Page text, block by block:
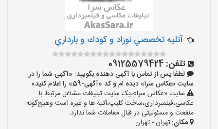
آتليه تخصصي نوزاد و كودك و بارداري
تلفن: 09125579424
لطفا پس از تماس با آگهی دهنده بگویید: «آگهی شما را در
سایت «عکاس سرا» دیده ام و کد «آگهی-59» را اعلام کنید»
سایت «عکاس سرا»،یک سایت تبلیغات مشاغل مرتبط با
عکاسی،فیلمبرداری،ساخت کلیپ،آتیه ها و غیره است وهیچ‌گونه
منفعت و مسئولیتی در قبال معاملات شما ندارد.
مکان:تهران - تهران